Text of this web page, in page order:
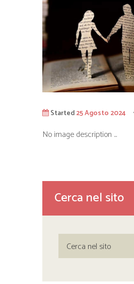
Started25 Agosto 2024
No image description ...
Cerca nel sito